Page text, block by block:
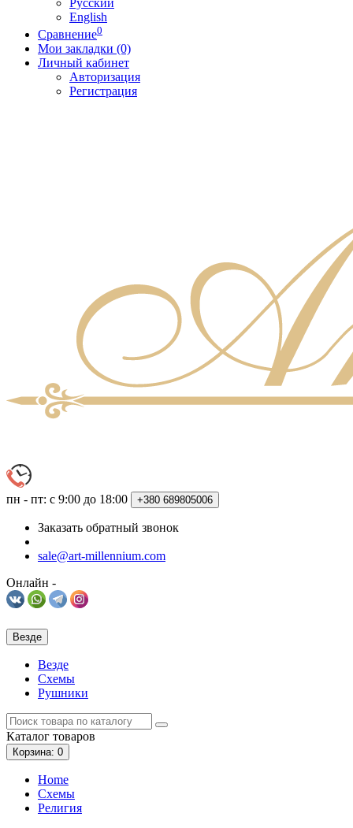
Русский
English
Сравнение0
Мои закладки (0)
Личный кабинет
Авторизация
Регистрация
пн - пт: с 9:00 до 18:00 +380 689805006
Заказать обратный звонок
sale@art-millennium.com
Онлайн -
Везде
Везде
Схемы
Рушники
Каталог товаров
Корзина: 0
Home
Схемы
Религия